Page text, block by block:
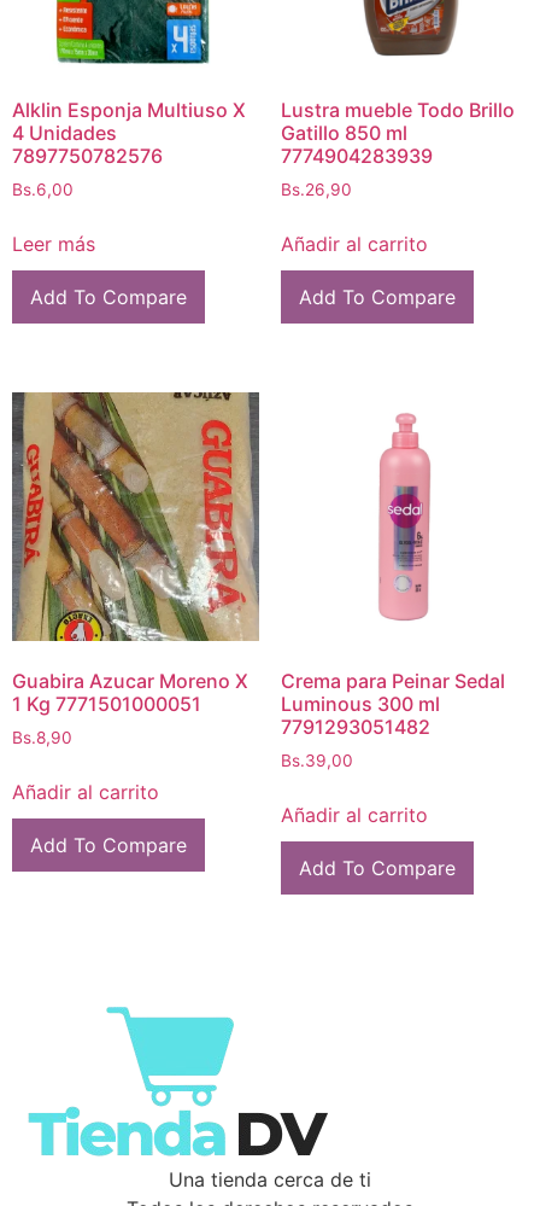
Alklin Esponja Multiuso X
4 Unidades
7897750782576
Bs.6,00
Leer más
Add To Compare
Lustra mueble Todo Brillo
Gatillo 850 ml
7774904283939
Bs.26,90
Añadir al carrito
Add To Compare
Guabira Azucar Moreno X
1 Kg 7771501000051
Bs.8,90
Añadir al carrito
Add To Compare
Crema para Peinar Sedal
Luminous 300 ml
7791293051482
Bs.39,00
Añadir al carrito
Add To Compare
Una tienda cerca de ti